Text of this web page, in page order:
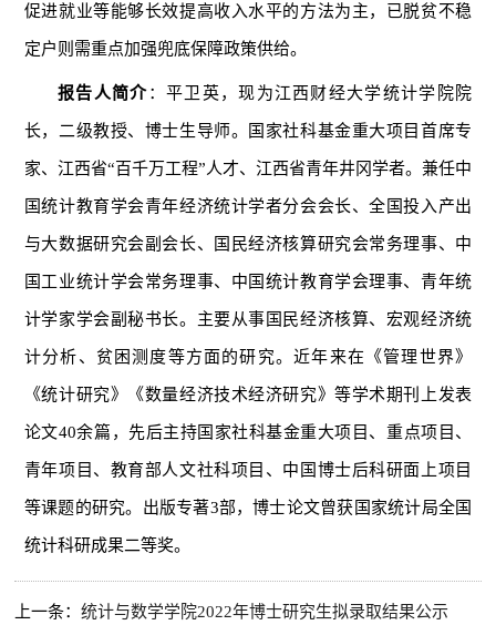
促进就业等能够长效提高收入水平的方法为主，已脱贫不稳
定户则需重点加强兜底保障政策供给。
报告人简介：平卫英，现为江西财经大学统计学院院
长，二级教授、博士生导师。国家社科基金重大项目首席专
家、江西省“百千万工程”人才、江西省青年井冈学者。兼任中
国统计教育学会青年经济统计学者分会会长、全国投入产出
与大数据研究会副会长、国民经济核算研究会常务理事、中
国工业统计学会常务理事、中国统计教育学会理事、青年统
计学家学会副秘书长。主要从事国民经济核算、宏观经济统
计分析、贫困测度等方面的研究。近年来在《管理世界》
《统计研究》《数量经济技术经济研究》等学术期刊上发表
论文40余篇，先后主持国家社科基金重大项目、重点项目、
青年项目、教育部人文社科项目、中国博士后科研面上项目
等课题的研究。出版专著3部，博士论文曾获国家统计局全国
统计科研成果二等奖。
上一条：统计与数学学院2022年博士研究生拟录取结果公示